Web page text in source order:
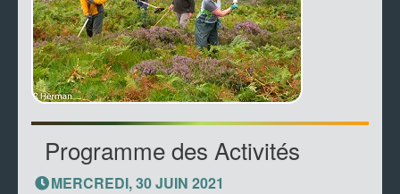
Programme des Activités
MERCREDI, 30 JUIN 2021